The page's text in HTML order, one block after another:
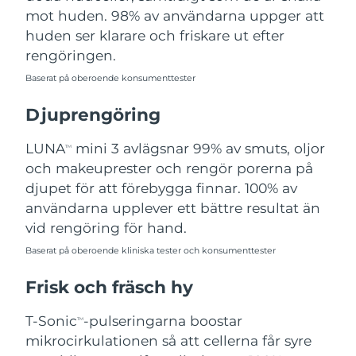
mot huden. 98% av användarna uppger att
huden ser klarare och friskare ut efter
rengöringen.
Baserat på oberoende konsumenttester
Djuprengöring
LUNATM
mini 3 avlägsnar 99% av smuts, oljor
och makeuprester och rengör porerna på
djupet för att förebygga finnar. 100% av
användarna upplever ett bättre resultat än
vid rengöring för hand.
Baserat på oberoende kliniska tester och konsumenttester
Frisk och fräsch hy
T-SonicTM-pulseringarna boostar
mikrocirkulationen så att cellerna får syre
Filippinerna Förväntad leverans 13/08/2026
Polen
Qatar Förväntad leverans 11/08/2026
Réunion Förväntad leverans15/08/2026
Rumänien Förväntad leverans10/08/2026
Ryssland Förväntad leverans
Saudiarabien Förväntad leverans